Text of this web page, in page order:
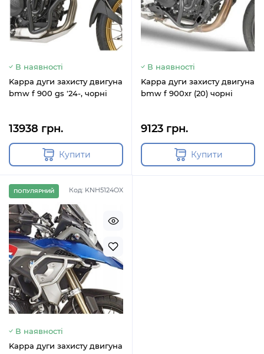
В наявності
Kappa дуги захисту двигуна
bmw f 900 gs '24-, чорні
13938 грн.
Купити
В наявності
Kappa дуги захисту двигуна
bmw f 900xr (20) чорні
9123 грн.
Купити
Код: KNH5124OX
ПОПУЛЯРНИЙ
В наявності
Kappa дуги захисту двигуна